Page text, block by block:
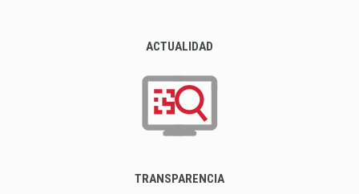
ACTUALIDAD
TRANSPARENCIA